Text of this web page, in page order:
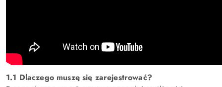
1.1 Dlaczego muszę się zarejestrować?